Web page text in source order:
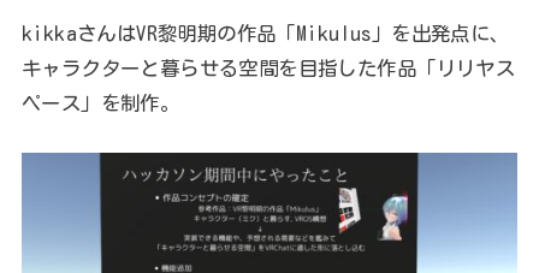
kikkaさんはVR黎明期の作品「Mikulus」を出発点に、
キャラクターと暮らせる空間を目指した作品「リリヤス
ペース」を制作。